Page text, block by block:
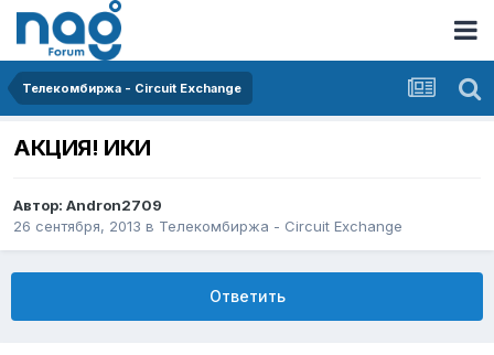
Телекомбиржа - Circuit Exchange
АКЦИЯ! ИКИ
Автор: Andron2709
26 сентября, 2013 в Телекомбиржа - Circuit Exchange
Ответить